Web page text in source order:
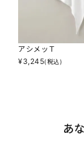
アシメッＴ
¥3,245(税込)
あ